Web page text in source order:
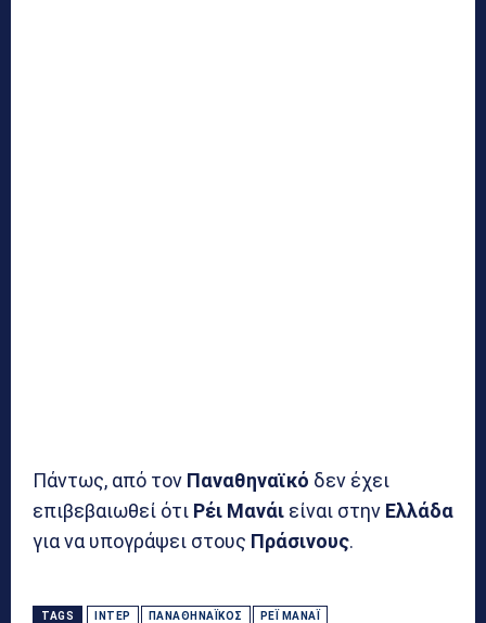
Πάντως, από τον Παναθηναϊκό δεν έχει
επιβεβαιωθεί ότι Ρέι Μανάι είναι στην Ελλάδα
για να υπογράψει στους Πράσινους.
TAGS ΙΝΤΕΡ ΠΑΝΑΘΗΝΑΪΚΌΣ ΡΈΙ ΜΑΝΆΙ